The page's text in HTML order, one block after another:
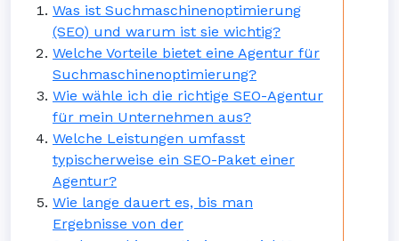
Was ist Suchmaschinenoptimierung
(SEO) und warum ist sie wichtig?
Welche Vorteile bietet eine Agentur für
Suchmaschinenoptimierung?
Wie wähle ich die richtige SEO-Agentur
für mein Unternehmen aus?
Welche Leistungen umfasst
typischerweise ein SEO-Paket einer
Agentur?
Wie lange dauert es, bis man
Ergebnisse von der